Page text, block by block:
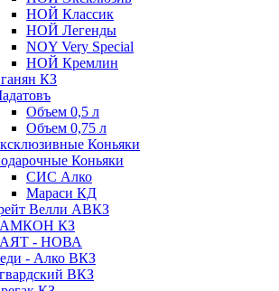
НОЙ Классик
НОЙ Легенды
NOY Very Speсial
НОЙ Кремлин
КЗ
Объем 0,5 л
Объем 0,75 л
Коньяки
Коньяки
СИС Алко
Мараси КД
Велли АВКЗ
КЗ
- НОВА
- Алко ВКЗ
ВКЗ